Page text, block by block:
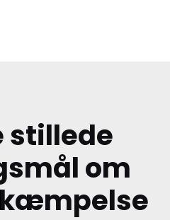
stillede
om